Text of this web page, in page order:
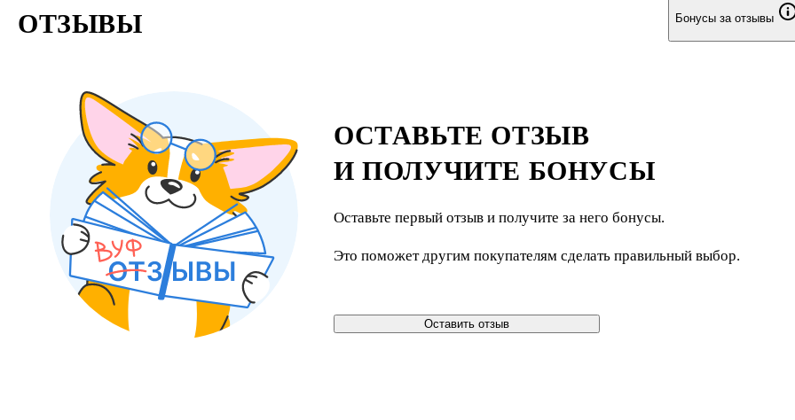
ОТЗЫВЫ Бонусы за отзывы
ОСТАВЬТЕ ОТЗЫВ
И ПОЛУЧИТЕ БОНУСЫ
Оставьте первый отзыв и получите за него бонусы.
Это поможет другим покупателям сделать правильный выбор.
Оставить отзыв